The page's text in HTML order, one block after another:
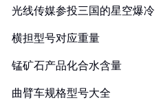
光线传媒参投三国的星空爆冷
横担型号对应重量
锰矿石产品化合水含量
曲臂车规格型号大全